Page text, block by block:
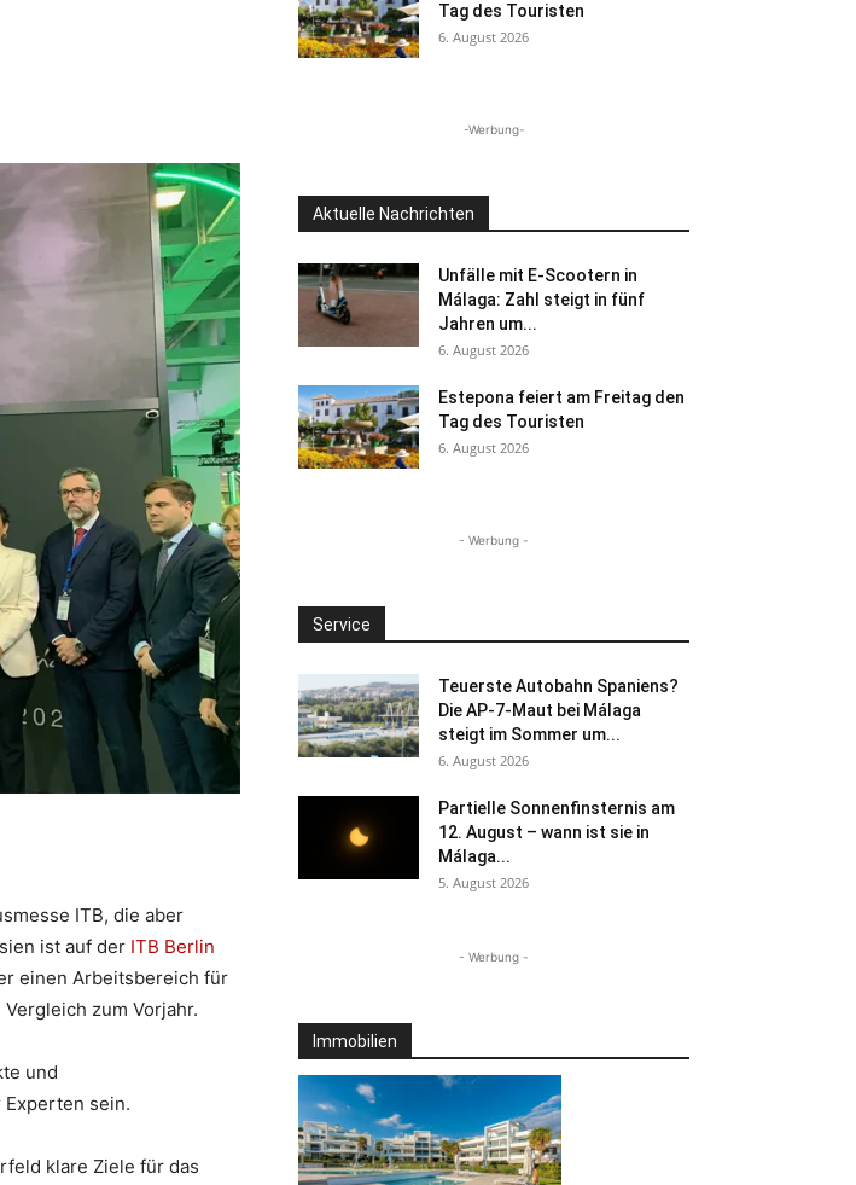
ITB, die aber
ist auf der ITB Berlin
einen Arbeitsbereich für
zum Vorjahr.
und
sein.
klare Ziele für das
Tag des Touristen
6. August 2026
-Werbung-
Aktuelle Nachrichten
Unfälle mit E-Scootern in
Málaga: Zahl steigt in fünf
Jahren um...
6. August 2026
Estepona feiert am Freitag den
Tag des Touristen
6. August 2026
- Werbung -
Service
Teuerste Autobahn Spaniens?
Die AP-7-Maut bei Málaga
steigt im Sommer um...
6. August 2026
Partielle Sonnenfinsternis am
12. August – wann ist sie in
Málaga...
5. August 2026
- Werbung -
Immobilien